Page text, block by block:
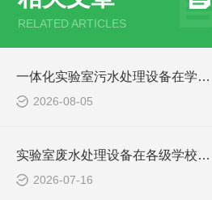
RELATED ARTICLES
一体化实验室污水处理设备在学校化学实验室的应用
2026-08-05
实验室废水处理设备在各级学校的应用
2026-07-16